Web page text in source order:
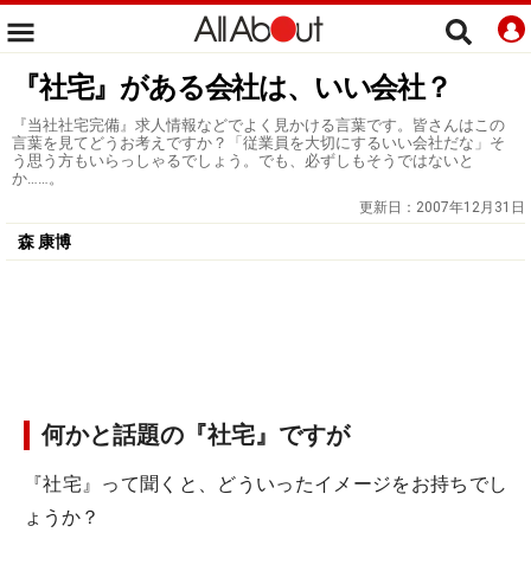
『社宅』がある会社は、いい会社？
『当社社宅完備』求人情報などでよく見かける言葉です。皆さんはこの
言葉を見てどうお考えですか？「従業員を大切にするいい会社だな」そ
う思う方もいらっしゃるでしょう。でも、必ずしもそうではないと
か……。
更新日： 2007年12月31日
森 康博
何かと話題の『社宅』ですが
『社宅』って聞くと、どういったイメージをお持ちでし
ょうか？